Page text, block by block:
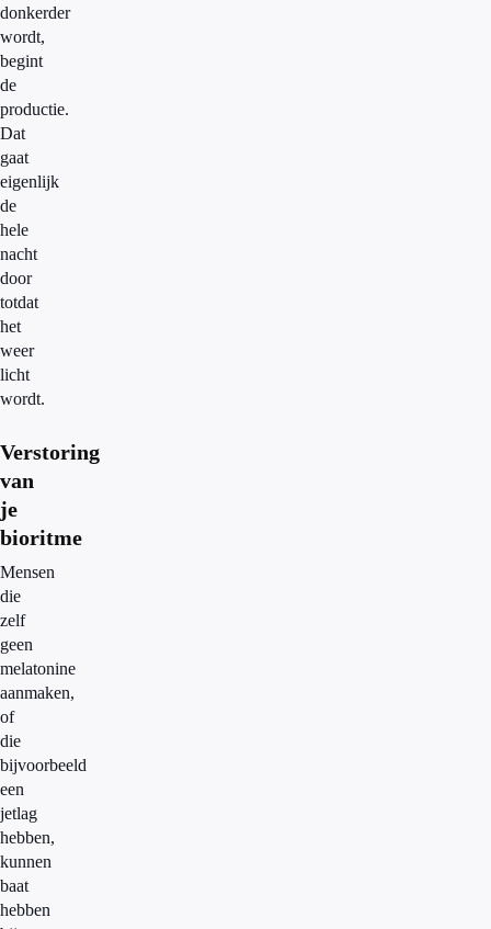
donkerder
wordt,
begint
de
productie.
Dat
gaat
eigenlijk
de
hele
nacht
door
totdat
het
weer
licht
wordt.
Verstoring
van
je
bioritme
Mensen
die
zelf
geen
melatonine
aanmaken,
of
die
bijvoorbeeld
een
jetlag
hebben,
kunnen
baat
hebben